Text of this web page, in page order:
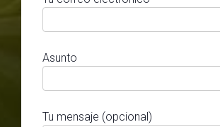
Asunto
Tu mensaje (opcional)